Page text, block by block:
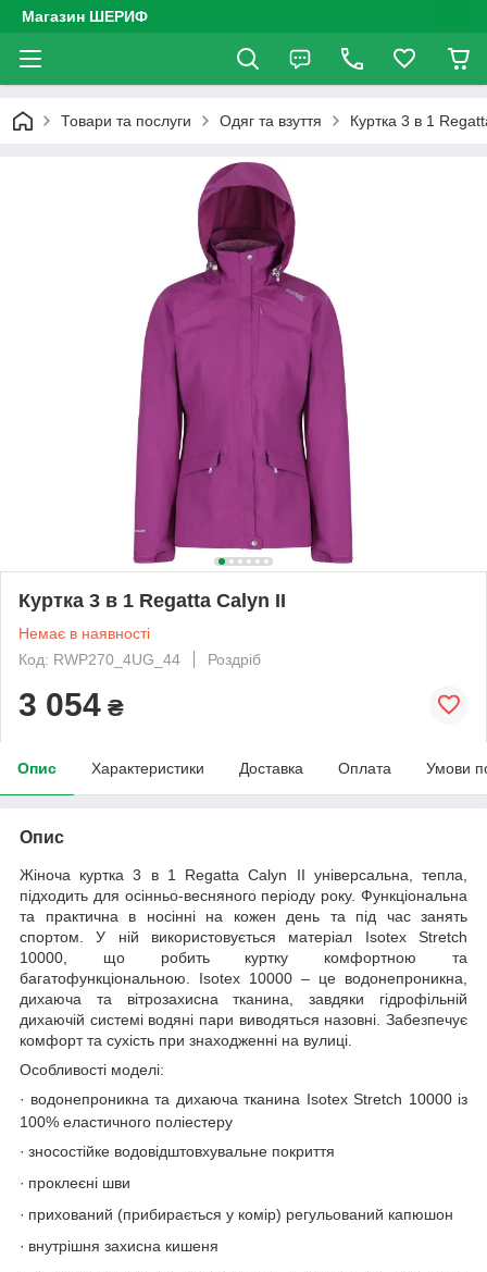
Магазин ШЕРИФ
Товари та послуги Одяг та взуття Куртка 3 в 1
Куртка 3 в 1 Regatta Calyn II
Немає в наявності
Код: RWP270_4UG_44
Роздріб
3 054 ₴
Опис Характеристики Доставка Оплата Умови
Опис
Жіноча куртка 3 в 1 Regatta Calyn II універсальна, тепла,
підходить для осінньо-весняного періоду року. Функціональна
та практична в носінні на кожен день та під час занять
спортом. У ній використовується матеріал Isotex Stretch
10000, що робить куртку комфортною та
багатофункціональною. Isotex 10000 – це водонепроникна,
дихаюча та вітрозахисна тканина, завдяки гідрофільній
дихаючій системі водяні пари виводяться назовні. Забезпечує
комфорт та сухість при знаходженні на вулиці.
Особливості моделі:
· водонепроникна та дихаюча тканина Isotex Stretch 10000 із
100% еластичного поліестеру
· зносостійке водовідштовхувальне покриття
· проклеєні шви
· прихований (прибирається у комір) регульований капюшон
· внутрішня захисна кишеня